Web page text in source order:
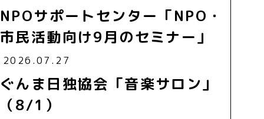
NPOサポートセンター「NPO・
市民活動向け9月のセミナー」
2026.07.27
ぐんま日独協会「音楽サロン」
（8/1）